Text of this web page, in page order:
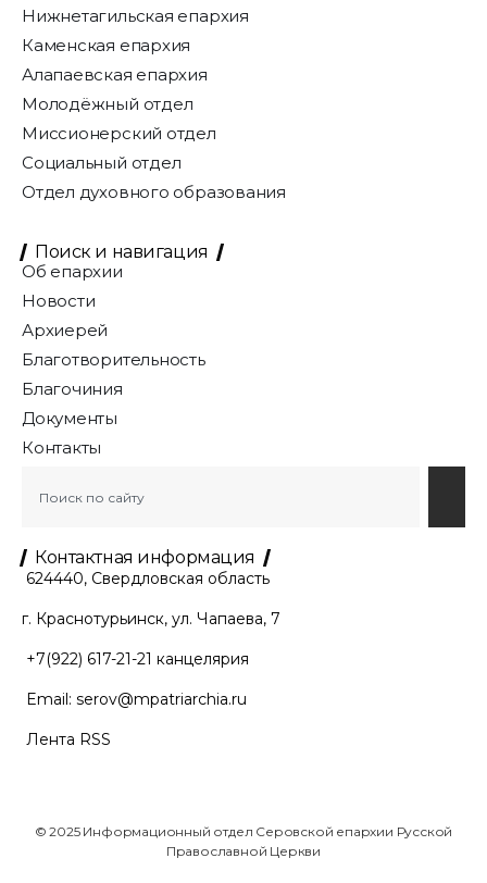
Нижнетагильская епархия
Каменская епархия
Алапаевская епархия
Молодёжный отдел
Миссионерский отдел
Социальный отдел
Отдел духовного образования
Поиск и навигация
Об епархии
Новости
Архиерей
Благотворительность
Благочиния
Документы
Контакты
Контактная информация
624440, Свердловская область
г. Краснотурьинск, ул. Чапаева, 7
+7(922) 617-21-21 канцелярия
Email: serov@mpatriarchia.ru
Лента RSS
© 2025 Информационный отдел Серовской епархии Русской
Православной Церкви